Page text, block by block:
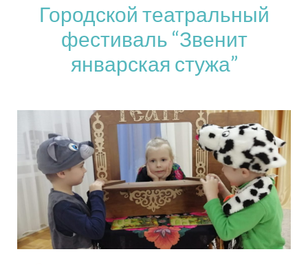
Городской театральный
фестиваль “Звенит
январская стужа”